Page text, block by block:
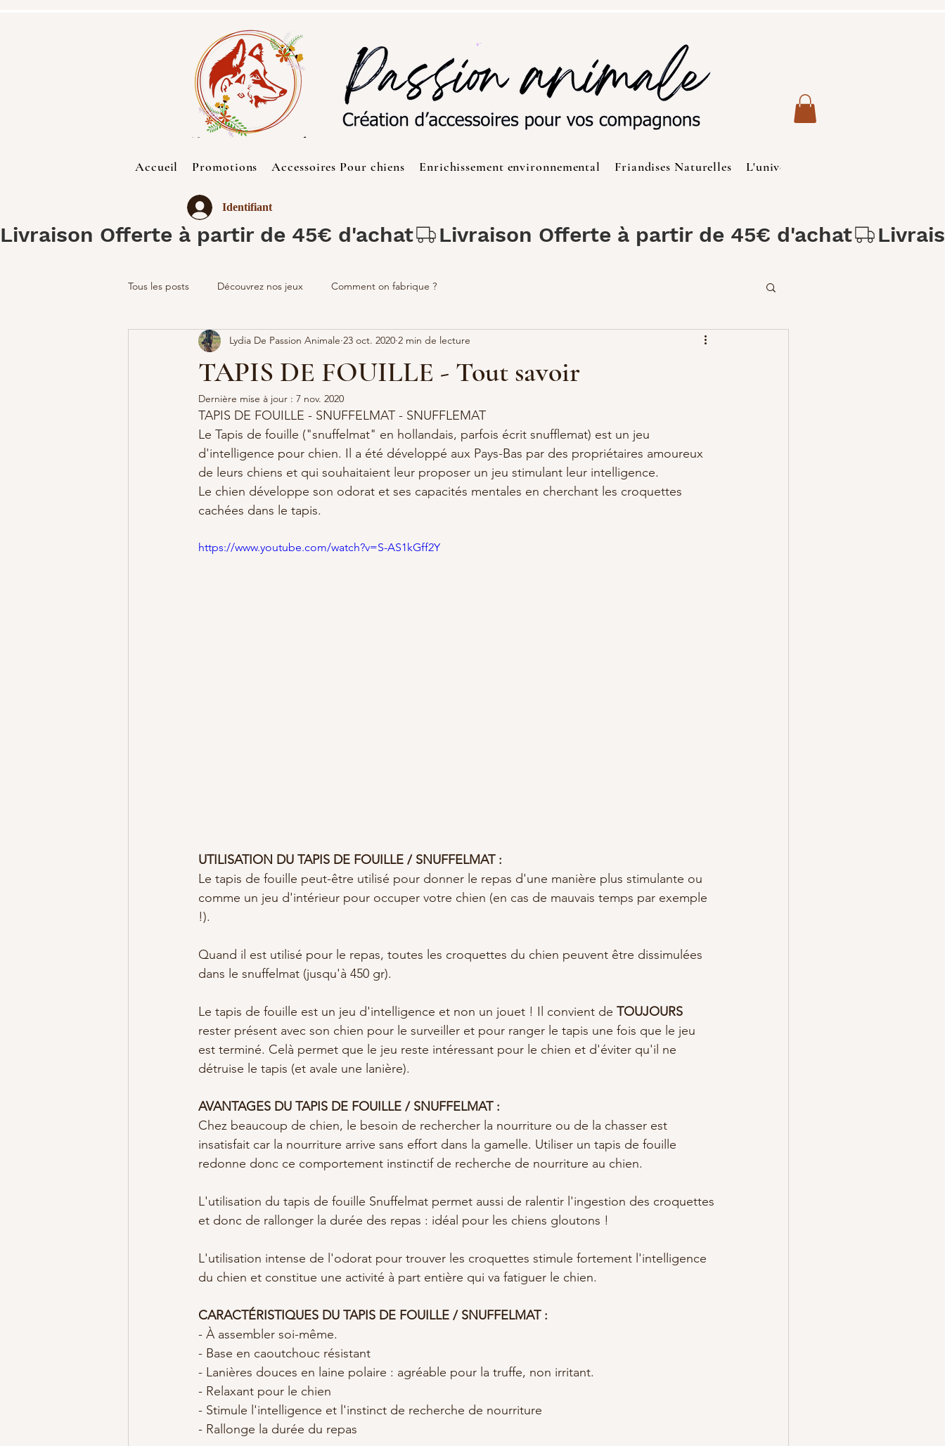
Accueil Promotions Accessoires Pour chiens Enrichissement environnemental Friandises Naturelles L'univers des Chats
Identifiant
Livraison Offerte à partir de 45€ d'achat
Tous les posts Découvrez nos jeux Comment on fabrique ?
TAPIS DE FOUILLE - Tout savoir
Lydia De Passion Animale 23 oct. 2020 2 min de lecture
Dernière mise à jour : 7 nov. 2020
TAPIS DE FOUILLE - SNUFFELMAT - SNUFFLEMAT
Le Tapis de fouille ("snuffelmat" en hollandais, parfois écrit snufflemat) est un jeu
d'intelligence pour chien. Il a été développé aux Pays-Bas par des propriétaires amoureux
de leurs chiens et qui souhaitaient leur proposer un jeu stimulant leur intelligence.
Le chien développe son odorat et ses capacités mentales en cherchant les croquettes
cachées dans le tapis.
https://www.youtube.com/watch?v=S-AS1kGff2Y
UTILISATION DU TAPIS DE FOUILLE / SNUFFELMAT :
Le tapis de fouille peut-être utilisé pour donner le repas d'une manière plus stimulante ou
comme un jeu d'intérieur pour occuper votre chien (en cas de mauvais temps par exemple
!).
Quand il est utilisé pour le repas, toutes les croquettes du chien peuvent être dissimulées
dans le snuffelmat (jusqu'à 450 gr).
Le tapis de fouille est un jeu d'intelligence et non un jouet ! Il convient de TOUJOURS
rester présent avec son chien pour le surveiller et pour ranger le tapis une fois que le jeu
est terminé. Celà permet que le jeu reste intéressant pour le chien et d'éviter qu'il ne
détruise le tapis (et avale une lanière).
AVANTAGES DU TAPIS DE FOUILLE / SNUFFELMAT :
Chez beaucoup de chien, le besoin de rechercher la nourriture ou de la chasser est
insatisfait car la nourriture arrive sans effort dans la gamelle. Utiliser un tapis de fouille
redonne donc ce comportement instinctif de recherche de nourriture au chien.
L'utilisation du tapis de fouille Snuffelmat permet aussi de ralentir l'ingestion des croquettes
et donc de rallonger la durée des repas : idéal pour les chiens gloutons !
L'utilisation intense de l'odorat pour trouver les croquettes stimule fortement l'intelligence
du chien et constitue une activité à part entière qui va fatiguer le chien.
CARACTÉRISTIQUES DU TAPIS DE FOUILLE / SNUFFELMAT :
- À assembler soi-même.
- Base en caoutchouc résistant
- Lanières douces en laine polaire : agréable pour la truffe, non irritant.
- Relaxant pour le chien
- Stimule l'intelligence et l'instinct de recherche de nourriture
- Rallonge la durée du repas